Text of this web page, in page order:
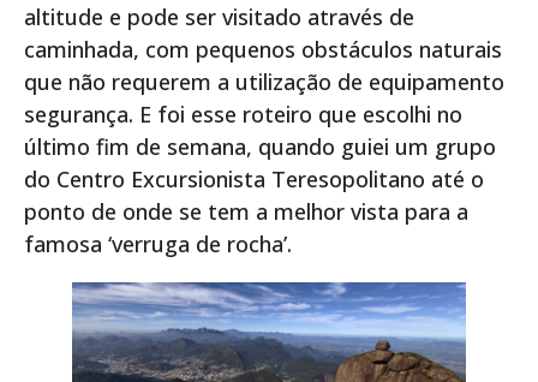
altitude e pode ser visitado através de
caminhada, com pequenos obstáculos naturais
que não requerem a utilização de equipamento
segurança. E foi esse roteiro que escolhi no
último fim de semana, quando guiei um grupo
do Centro Excursionista Teresopolitano até o
ponto de onde se tem a melhor vista para a
famosa ‘verruga de rocha’.